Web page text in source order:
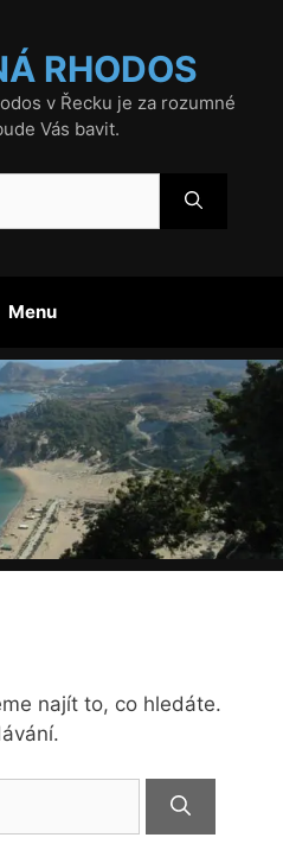
RHODOS
v Řecku je za rozumné
Vás bavit.
Menu
najít to, co hledáte.